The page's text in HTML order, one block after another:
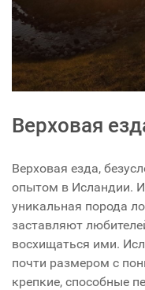
Верховая
Верховая езда,
опытом в Исландии.
уникальная порода
заставляют
восхищаться ими.
почти размером с
крепкие, способные